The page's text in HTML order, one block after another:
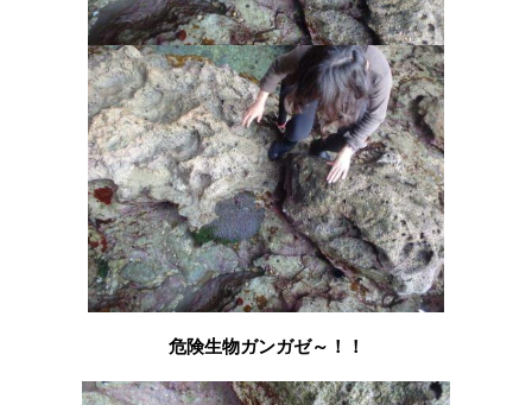
危険生物ガンガゼ～！！